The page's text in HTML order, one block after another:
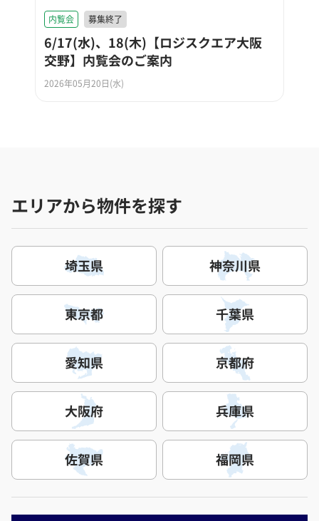
内覧会 募集終了
6/17(水)、18(木)【ロジスクエア大阪
交野】内覧会のご案内
2026年05月20日(水)
エリアから物件を探す
埼玉県 神奈川県
東京都 千葉県
愛知県 京都府
大阪府 兵庫県
佐賀県 福岡県